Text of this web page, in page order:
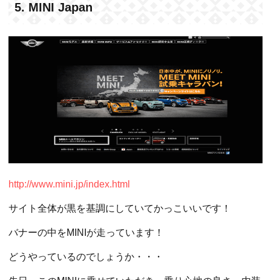
5. MINI Japan
http://www.mini.jp/index.html
サイト全体が黒を基調にしていてかっこいいです！
バナーの中をMINIが走っています！
どうやっているのでしょうか・・・